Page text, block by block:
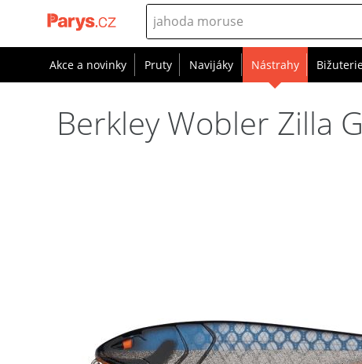
Akce a novinky Pruty Navijáky Nástrahy
Berkley Wobler Zilla